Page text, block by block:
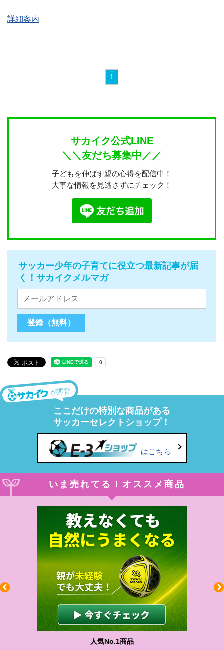
詳細案内
1
サカイク公式LINE
＼＼友だち募集中／／
子どもを伸ばす親の心得を配信中！
大事な情報を見逃さずにチェック！
サッカー少年の子育てに役立つ最新記事が届
く！サカイクメルマガ
が運営
ここだけの特別な商品がある
サッカーセレクトショップ！
はこちら
いま売れてる！オススメ商品
人気No.1商品